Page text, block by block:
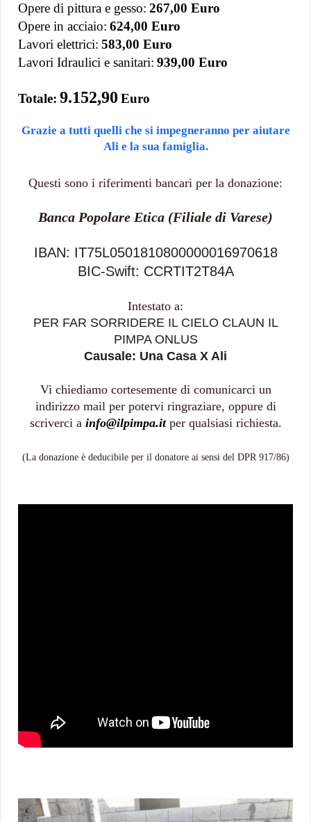
Opere di pittura e gesso: 267,00 Euro
Opere in acciaio: 624,00 Euro
Lavori elettrici: 583,00 Euro
Lavori Idraulici e sanitari: 939,00 Euro
Totale: 9.152,90 Euro
Grazie a tutti quelli che si impegneranno per aiutare
Ali e la sua famiglia.
Questi sono i riferimenti bancari per la donazione:
Banca Popolare Etica (Filiale di Varese)
IBAN: IT75L0501810800000016970618
BIC-Swift: CCRTIT2T84A
Intestato a:
PER FAR SORRIDERE IL CIELO CLAUN IL
PIMPA ONLUS
Causale: Una Casa X Ali
Vi chiediamo cortesemente di comunicarci un
indirizzo mail per potervi ringraziare, oppure di
scriverci a info@ilpimpa.it per qualsiasi richiesta.
(La donazione è deducibile per il donatore ai sensi del DPR 917/86)